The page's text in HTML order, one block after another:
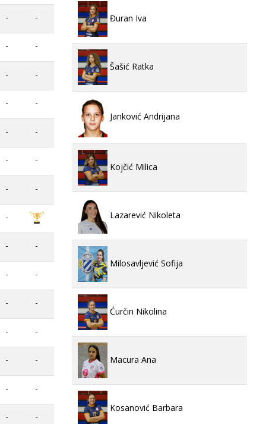
- -
- -
- -
- -
- -
- -
- -
-
- -
- -
- -
- -
- -
- -
- -
Đuran Iva
Šašić Ratka
Janković Andrijana
Kojčić Milica
Lazarević Nikoleta
Milosavljević Sofija
Ćurčin Nikolina
Macura Ana
Kosanović Barbara